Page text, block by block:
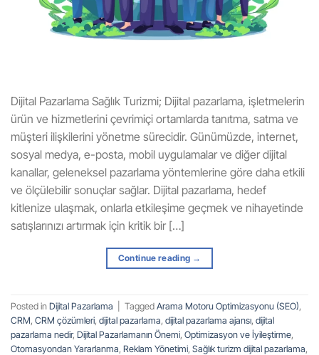
Dijital Pazarlama Sağlık Turizmi; Dijital pazarlama, işletmelerin
ürün ve hizmetlerini çevrimiçi ortamlarda tanıtma, satma ve
müşteri ilişkilerini yönetme sürecidir. Günümüzde, internet,
sosyal medya, e-posta, mobil uygulamalar ve diğer dijital
kanallar, geleneksel pazarlama yöntemlerine göre daha etkili
ve ölçülebilir sonuçlar sağlar. Dijital pazarlama, hedef
kitlenize ulaşmak, onlarla etkileşime geçmek ve nihayetinde
satışlarınızı artırmak için kritik bir […]
Continue reading →
Posted in Dijital Pazarlama Tagged Arama Motoru Optimizasyonu (SEO),
CRM, CRM çözümleri, dijital pazarlama, dijital pazarlama ajansı, dijital
pazarlama nedir, Dijital Pazarlamanın Önemi, Optimizasyon ve İyileştirme,
Otomasyondan Yararlanma, Reklam Yönetimi, Sağlık turizm dijital pazarlama,